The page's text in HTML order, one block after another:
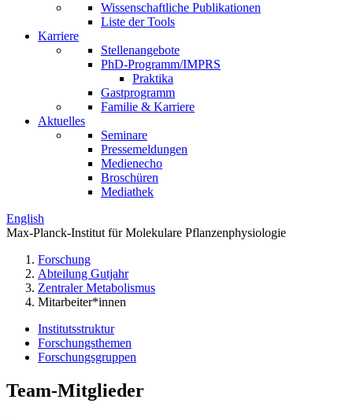
Wissenschaftliche Publikationen
Liste der Tools
Karriere
Stellenangebote
PhD-Programm/IMPRS
Praktika
Gastprogramm
Familie & Karriere
Aktuelles
Seminare
Pressemeldungen
Medienecho
Broschüren
Mediathek
English
Max-Planck-Institut für Molekulare Pflanzenphysiologie
Forschung
Abteilung Gutjahr
Zentraler Metabolismus
Mitarbeiter*innen
Institutsstruktur
Forschungsthemen
Forschungsgruppen
Team-Mitglieder